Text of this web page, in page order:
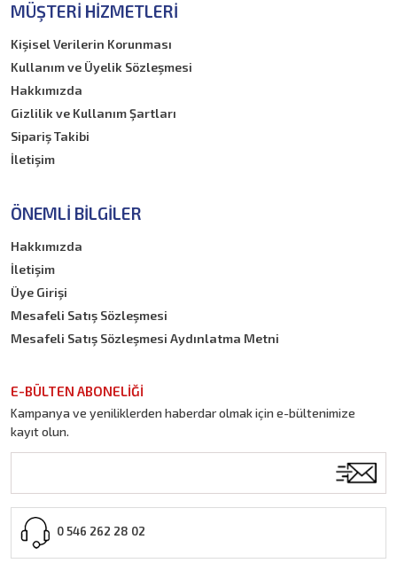
MÜŞTERI HIZMETLERI
Kişisel Verilerin Korunması
Kullanım ve Üyelik Sözleşmesi
Hakkımızda
Gizlilik ve Kullanım Şartları
Sipariş Takibi
İletişim
ÖNEMLI BILGILER
Hakkımızda
İletişim
Üye Girişi
Mesafeli Satış Sözleşmesi
Mesafeli Satış Sözleşmesi Aydınlatma Metni
E-BÜLTEN ABONELİĞİ
Kampanya ve yeniliklerden haberdar olmak için e-bültenimize
kayıt olun.
0 546 262 28 02